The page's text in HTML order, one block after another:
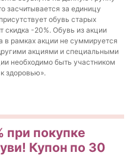
засчитывается за единицу
обувь старых
скидка -20%. Обувь из акции
в рамках акции не суммируется
акциями и специальными
необходимо быть участником
здоровью».
при покупке
Купон по 30